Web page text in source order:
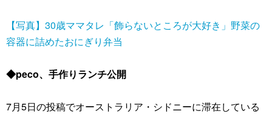
【写真】30歳ママタレ「飾らないところが大好き」野菜の
容器に詰めたおにぎり弁当
◆peco、手作りランチ公開
7月5日の投稿でオーストラリア・シドニーに滞在している